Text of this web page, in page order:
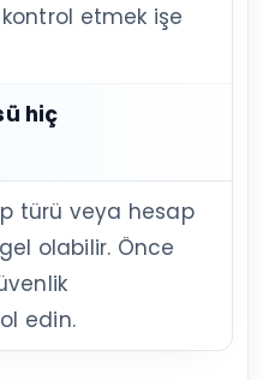
etmek işe
hiç
türü veya hesap
olabilir. Önce
edin.